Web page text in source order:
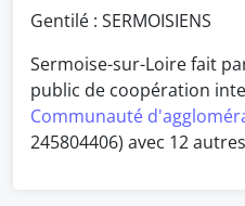
Gentilé : SERMOISIENS
Sermoise-sur-Loire fait
public de coopération
Communauté
245804406) avec 12